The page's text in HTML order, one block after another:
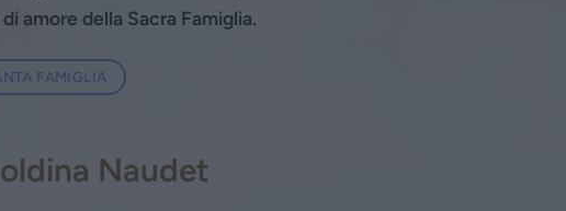
amore della Sacra Famiglia.
FAMIGLIA
Naudet